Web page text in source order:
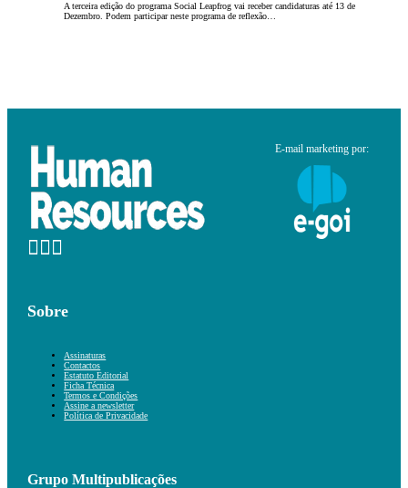
A terceira edição do programa Social Leapfrog vai receber candidaturas até 13 de
Dezembro. Podem participar neste programa de reflexão…
E-mail marketing por:
Sobre
Assinaturas
Contactos
Estatuto Editorial
Ficha Técnica
Termos e Condições
Assine a newsletter
Política de Privacidade
Grupo Multipublicações